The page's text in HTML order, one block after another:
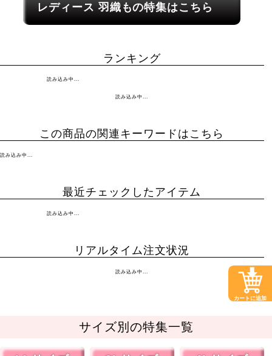
レディース 羽織もの特集はこちら
ランキング
読み込み中...
読み込み中...
この商品の関連キーワードはこちら
読み込み中...
最近チェックしたアイテム
読み込み中...
リアルタイム注文状況
読み込み中...
サイズ別の特集一覧
カートに追加